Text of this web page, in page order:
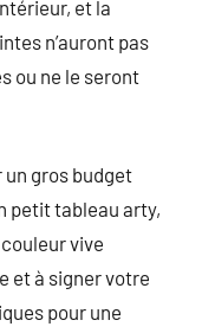
et la
n’auront pas
ou ne le seront
un gros budget
petit tableau arty,
vive
et à signer votre
pour une